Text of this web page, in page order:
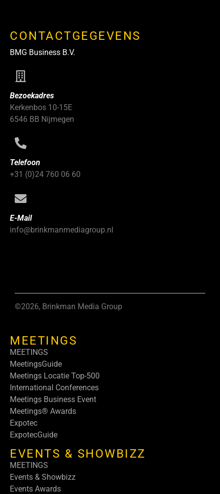
CONTACTGEGEVENS
BMG Business B.V.
Bezoekadres
Kerkenbos 10-15E
6546 BB Nijmegen
Telefoon
+31 (0)24 760 06 60
E-Mail
info@brinkmanmediagroup.nl
©2026, Brinkman Media Group
MEETINGS
MEETINGS
MeetingsGuide
Meetings Locatie Top-500
International Conferences
Meetings Business Event
Meetings® Awards
Expotec
ExpotecGuide
EVENTS & SHOWBIZZ
MEETINGS
Events & Showbizz
Events Awards